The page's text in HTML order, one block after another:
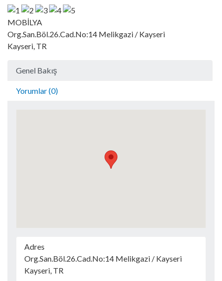
MOBİLYA
Org.San.Böl.26.Cad.No:14 Melikgazi / Kayseri
Kayseri, TR
Genel Bakış
Yorumlar (0)
Adres
Org.San.Böl.26.Cad.No:14 Melikgazi / Kayseri
Kayseri, TR